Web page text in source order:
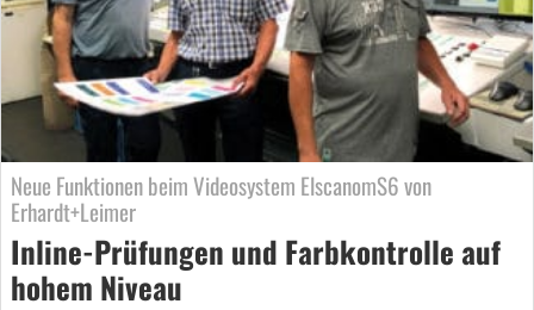
Neue Funktionen beim Videosystem ElscanomS6 von
Erhardt+Leimer
Inline-Prüfungen und Farbkontrolle auf
hohem Niveau